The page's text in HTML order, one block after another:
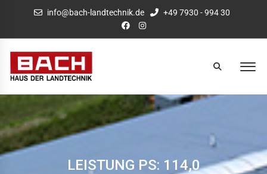
info@bach-landtechnik.de +49 7930 - 994 30
LEISTUNG PS: 114,0